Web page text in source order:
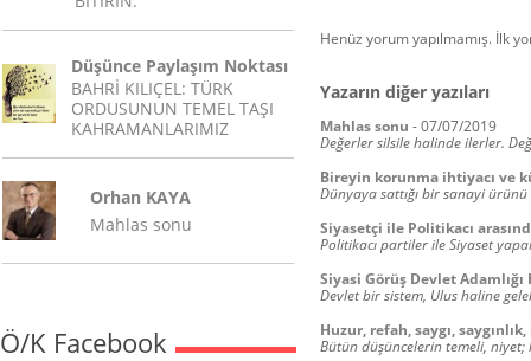
Düşünce Paylaşım Noktası
BAHRİ KILIÇEL: TÜRK
ORDUSUNUN TEMEL TAŞI
KAHRAMANLARIMIZ
Orhan KAYA
Mahlas sonu
Ö/K Facebook
Henüz yorum yapılmamış. İlk
Yazarın diğer yazıları
Mahlas sonu -07/07/2019
Değerler silsile halinde ilerler.
Bireyin korunma ihtiyacı ve
Dünyaya sattığı bir sanayi
Siyasetçi ile Politikacı
Politikacı partiler ile Siyaset
Siyasi Görüş Devlet
Devlet bir sistem, Ulus haline
Huzur, refah, saygı,
Bütün düşüncelerin temeli, niyet;